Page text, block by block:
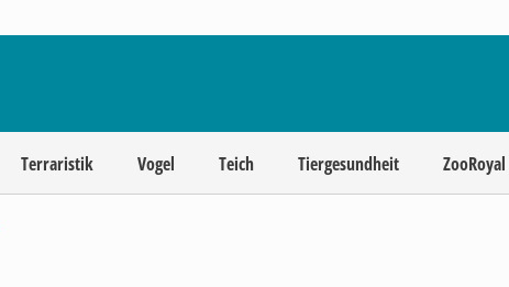
Terraristik Vogel Teich Tiergesundheit